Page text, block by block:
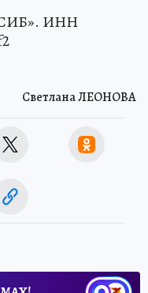
ИНН
Светлана ЛЕОНОВА